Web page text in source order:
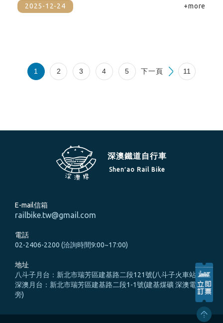
2025-12-24 +more
1 2 3 4 5 下一頁 11
深澳鐵道自行車
Shen′ao Rail Bike
E-mail信箱
railbike.tw@gmail.com
電話
02-2406-2200 (洽詢時間9:00~17:00)
地址
八斗子月台：新北市瑞芳區建基路二段121號(八斗子火車站旁)
深澳月台：新北市瑞芳區建基路二段1-1號(建基煤礦 深澳電廠
旁)